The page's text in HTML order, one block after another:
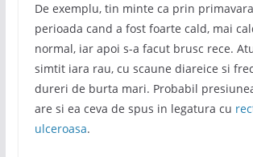
De exemplu, tin minte ca prin
perioada cand a fost foarte cald, mai
normal, iar apoi s-a facut brusc rece.
simtit iara rau, cu scaune diareice si
dureri de burta mari. Probabil
are si ea ceva de spus in legatura cu
ulceroasa.